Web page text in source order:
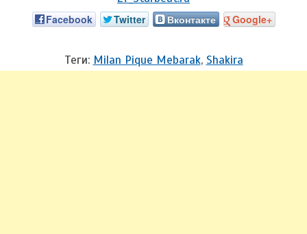
Facebook Twitter Вконтакте Google+
Теги: Milan Pique Mebarak, Shakira